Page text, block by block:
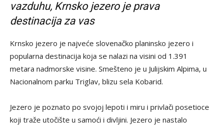
vazduhu, Krnsko jezero je prava
destinacija za vas
Krnsko jezero je najveće slovenačko planinsko jezero i
popularna destinacija koja se nalazi na visini od 1.391
metara nadmorske visine. Smešteno je u Julijskim Alpima, u
Nacionalnom parku Triglav, blizu sela Kobarid.
Jezero je poznato po svojoj lepoti i miru i privlači posetioce
koji traže utočište u samoći i divljini. Jezero je nastalo